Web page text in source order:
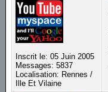
Inscrit le: 05 Juin 2005
Messages: 5837
Localisation: Rennes /
Ille Et Vilaine